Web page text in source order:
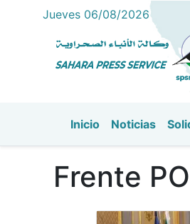
Jueves 06/08/2026
Inicio Noticias
Frente